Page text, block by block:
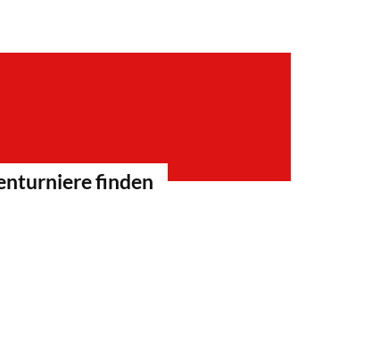
finden